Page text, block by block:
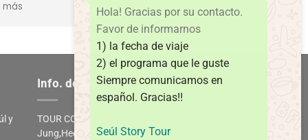
del grupo. Los
más
y
Info. de empresa
TOUR COREA
Jung,HeeKyoung
Hola! Gracias por su contacto.
Favor de informarnos
1) la fecha de viaje
2) el programa que le guste
Siempre comunicamos en
español. Gracias!!
Seúl Story Tour